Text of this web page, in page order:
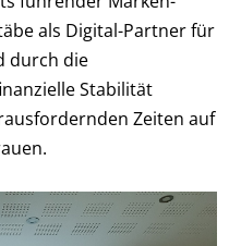
als Digital-Partner für
durch die
Stabilität
Zeiten auf